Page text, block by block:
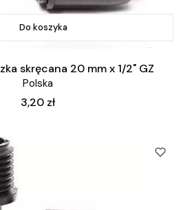
Do koszyka
skręcana 20 mm x 1/2" GZ
Polska
Cena
3,20 zł